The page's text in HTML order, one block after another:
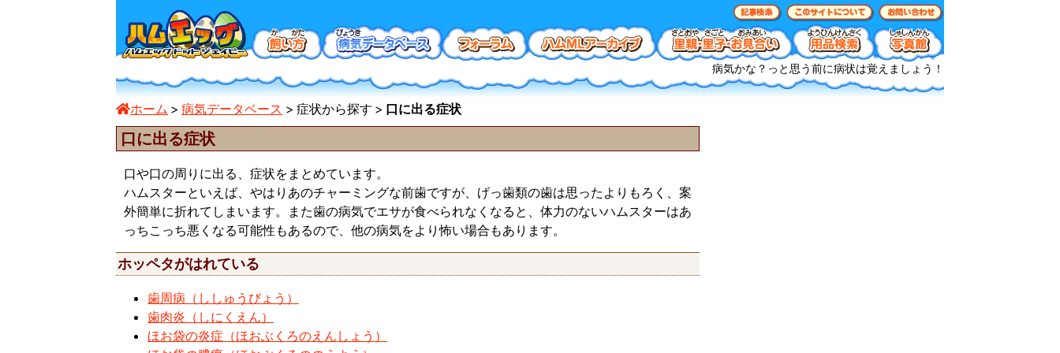
病気かな？っと思う前に病状は覚えましょう！
ホーム 病気データベース 症状から探す 口に出る症状
口に出る症状
口や口の周りに出る、症状をまとめています。
ハムスターといえば、やはりあのチャーミングな前歯ですが、げっ歯類の歯は思ったよりもろく、案
外簡単に折れてしまいます。また歯の病気でエサが食べられなくなると、体力のないハムスターはあ
っちこっち悪くなる可能性もあるので、他の病気をより怖い場合もあります。
ホッペタがはれている
歯周病（ししゅうびょう）
歯肉炎（しにくえん）
ほお袋の炎症（ほおぶくろのえんしょう）